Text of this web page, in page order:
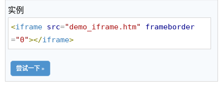
实例
<iframe src="demo_iframe.htm"
frameborder
="0"></iframe>
尝试一下 »